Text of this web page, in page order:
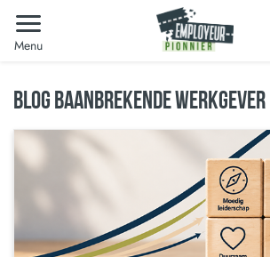
Menu
BLOG BAANBREKENDE WERKGEVER